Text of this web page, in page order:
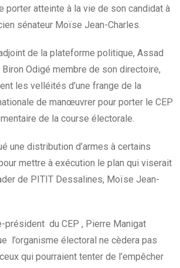
porter atteinte à la vie de son candidat à
sénateur Moïse Jean-Charles.
de la plateforme politique, Assad
Odigé membre de son directoire,
les velléités d’une frange de la
de manœuvrer pour porter le CEP
de la course électorale.
une distribution d’armes à certains
mettre à exécution le plan qui viserait
de PITIT Dessalines, Moïse Jean-
président du CEP , Pierre Manigat
l’organisme électoral ne cèdera pas
qui pourraient tenter de l’empêcher